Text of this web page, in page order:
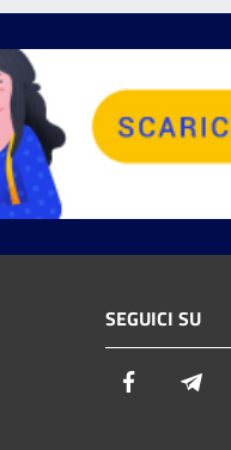
SEGUICI SU
Facebook